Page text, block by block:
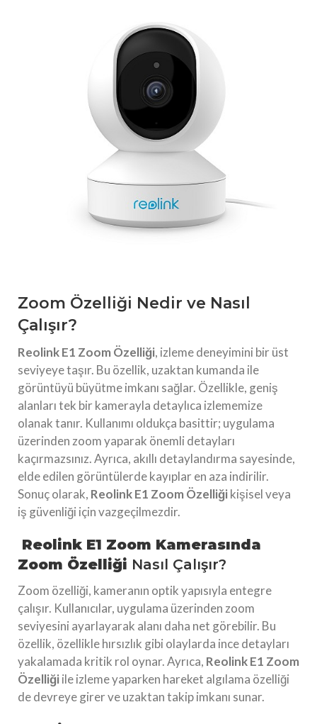
Zoom Özelliği Nedir ve Nasıl
Çalışır?
Reolink E1 Zoom Özelliği, izleme deneyimini bir üst
seviyeye taşır. Bu özellik, uzaktan kumanda ile
görüntüyü büyütme imkanı sağlar. Özellikle, geniş
alanları tek bir kamerayla detaylıca izlememize
olanak tanır. Kullanımı oldukça basittir; uygulama
üzerinden zoom yaparak önemli detayları
kaçırmazsınız. Ayrıca, akıllı detaylandırma sayesinde,
elde edilen görüntülerde kayıplar en aza indirilir.
Sonuç olarak, Reolink E1 Zoom Özelliğikişisel veya
iş güvenliği için vazgeçilmezdir.
Reolink E1 Zoom Kamerasında
Zoom Özelliği Nasıl Çalışır?
Zoom özelliği, kameranın optik yapısıyla entegre
çalışır. Kullanıcılar, uygulama üzerinden zoom
seviyesini ayarlayarak alanı daha net görebilir. Bu
özellik, özellikle hırsızlık gibi olaylarda ince detayları
yakalamada kritik rol oynar. Ayrıca, Reolink E1 Zoom
Özelliğiile izleme yaparken hareket algılama özelliği
de devreye girer ve uzaktan takip imkanı sunar.